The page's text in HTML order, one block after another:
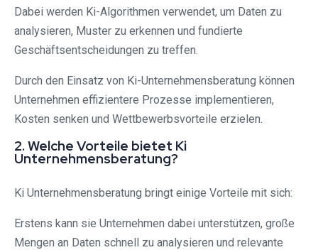
Dabei werden Ki-Algorithmen verwendet, um Daten zu
analysieren, Muster zu erkennen und fundierte
Geschäftsentscheidungen zu treffen.
Durch den Einsatz von Ki-Unternehmensberatung können
Unternehmen effizientere Prozesse implementieren,
Kosten senken und Wettbewerbsvorteile erzielen.
2. Welche Vorteile bietet Ki
Unternehmensberatung?
Ki Unternehmensberatung bringt einige Vorteile mit sich:
Erstens kann sie Unternehmen dabei unterstützen, große
Mengen an Daten schnell zu analysieren und relevante